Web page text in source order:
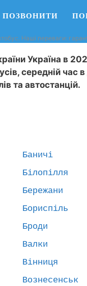
ПОЗВОНИТИ
Наші переваги:
Україна в
середній час
та автостанцій.
Баничі
Білопілля
Бережани
Бориспіль
Броди
Валки
Вінниця
Вознесенськ